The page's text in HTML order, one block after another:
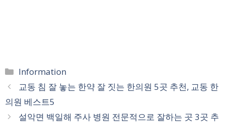
카
테
리
Information
교동 침 잘 놓는 한약 잘 짓는 한의원 5곳 추천, 교동 한
의원 베스트5
설악면 백일해 주사 병원 전문적으로 잘하는 곳 3곳 추